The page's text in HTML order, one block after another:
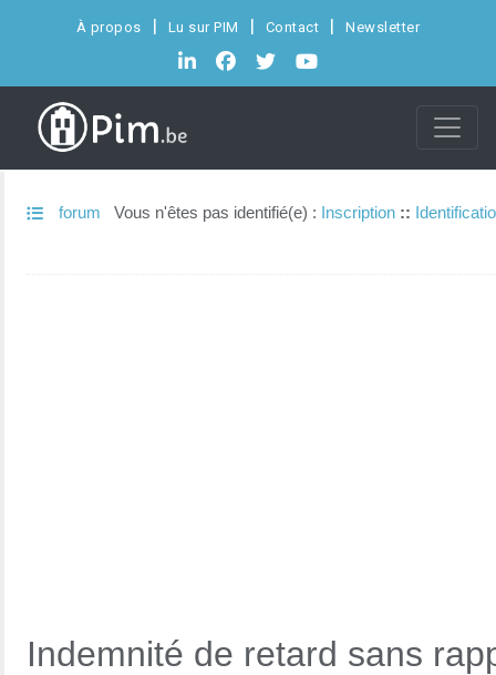
À propos Lu sur PIM Contact Newsletter
forum Vous n'êtes pas identifié(e) : Inscription ::
Indemnité de retard sans